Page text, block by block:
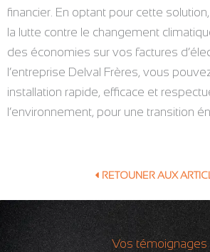
financier. En optant pour cette
la lutte contre le changement
des économies sur vos factures
l’entreprise Delval Frères, vous
installation rapide, efficace et
l’environnement, pour une transition
RETOUNER AUX
Vos témoignages